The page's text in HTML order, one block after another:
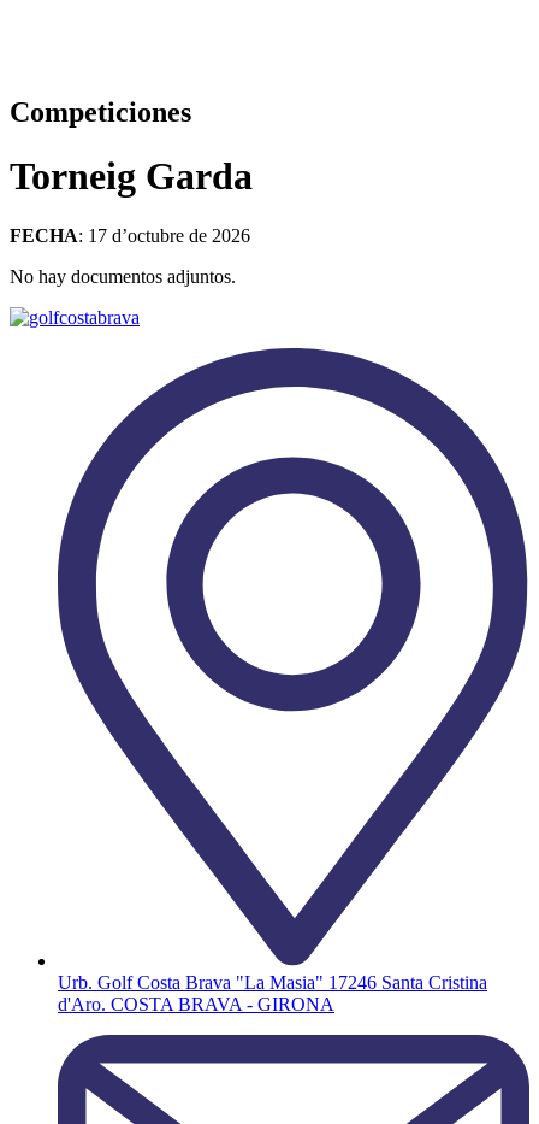
Competiciones
Torneig Garda
FECHA: 17 d’octubre de 2026
No hay documentos adjuntos.
Urb. Golf Costa Brava "La Masia" 17246 Santa Cristina
d'Aro. COSTA BRAVA - GIRONA